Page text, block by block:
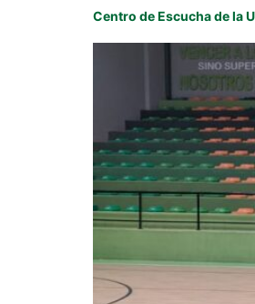
Centro de Escucha de la